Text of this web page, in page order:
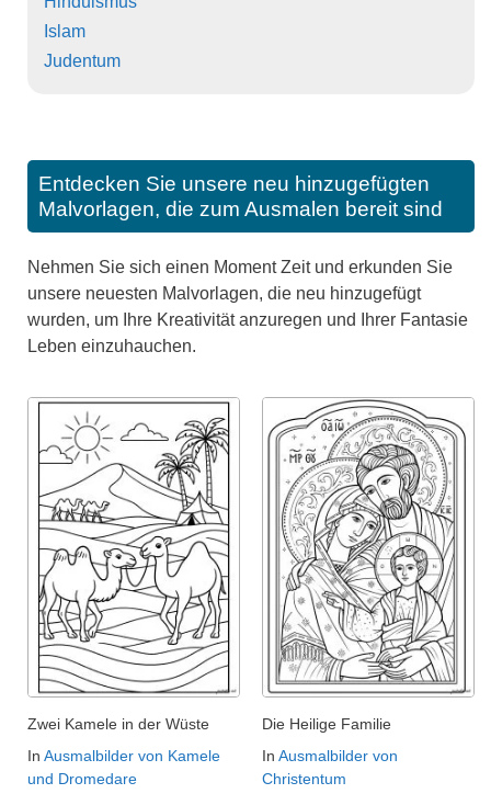
Islam
Judentum
Entdecken Sie unsere neu hinzugefügten
Malvorlagen, die zum Ausmalen bereit sind
Nehmen Sie sich einen Moment Zeit und erkunden Sie
unsere neuesten Malvorlagen, die neu hinzugefügt
wurden, um Ihre Kreativität anzuregen und Ihrer Fantasie
Leben einzuhauchen.
Zwei Kamele in der Wüste
In Ausmalbilder von Kamele
und Dromedare
Die Heilige Familie
In Ausmalbilder von
Christentum